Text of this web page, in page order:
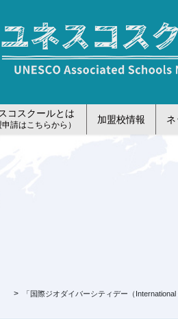
コスクールとは
申請はこちらから）
加盟校情報
「国際ジオダイバーシティデー（